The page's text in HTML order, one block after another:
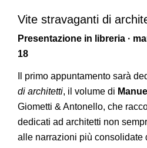
Vite stravaganti di
Presentazione in libreria ·
18
Il primo appuntamento sarà
di architetti, il volume di
Giometti & Antonello, che
dedicati ad architetti non
alle narrazioni più consolidate